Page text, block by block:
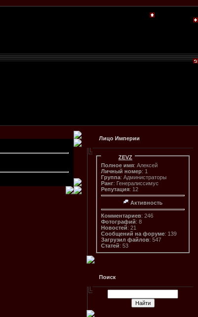
Лицо Империи
ZEVZ
Полное имя: Алексей
Личный номер: 1
Группа: Администраторы
Ранг: Генералиссимус
Репутация: 12
Активность
Комментариев: 246
Фотографий: 8
Новостей: 21
Сообщений на форуме: 139
Загрузил файлов: 547
Статей: 53
Поиск